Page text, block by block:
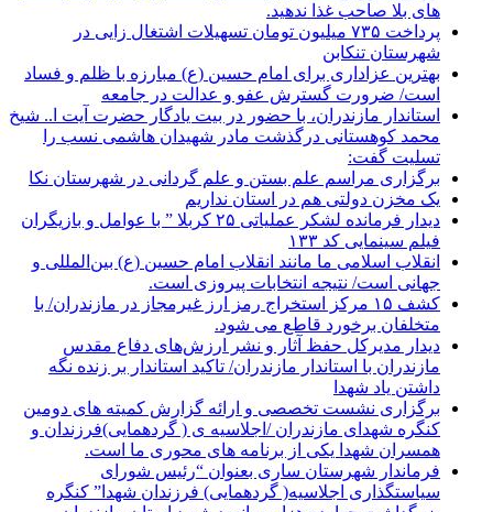
های بلا صاحب غذا ندهید.
پرداخت ۷۳۵ میلیون تومان تسهیلات اشتغال زایی در
شهرستان تنکابن
بهترین عزاداری برای امام حسین (ع) مبارزه با ظلم و فساد
است/ ضرورت گسترش عفو و عدالت در جامعه
استاندار مازندران، با حضور در بیت یادگار حضرت آیت ا.. شیخ
محمد کوهستانی درگذشت مادر شهیدان هاشمی نسب را
تسلیت گفت:
برگزاری مراسم علم بستن و علم گردانی در شهرستان نکا
یک مخزن دولتی هم در استان نداریم
دیدار فرمانده لشکر عملیاتی ۲۵ کربلا ” با عوامل و بازیگران
فیلم سینمایی کد ۱۳۳
انقلاب اسلامی ما مانند انقلاب امام حسین (ع) بین‌المللی و
جهانی است/ نتیجه انتخابات پیروزی است.
کشف ۱۵ مرکز استخراج رمز ارز غیرمجاز در مازندران/ با
متخلفان برخورد قاطع می شود.
دیدار مدیرکل حفظ آثار و نشر ارزش‌های دفاع مقدس
مازندران با استاندار مازندران/ تاکید استاندار بر زنده نگه
داشتن یاد شهدا
برگزاری نشست تخصصی و ارائه گزارش کمیته های دومین
کنگره شهدای مازندران /اجلاسیه ی ( گردهمایی)فرزندان و
همسران شهدا یکی از برنامه های محوری ما است.
فرماندار شهرستان ساری بعنوان “رئیس شورای
سیاستگذاری اجلاسیه( گردهمایی) فرزندان شهدا” کنگره